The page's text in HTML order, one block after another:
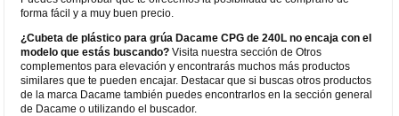
forma fácil y a muy buen precio.
¿Cubeta de plástico para grúa Dacame CPG de 240L no encaja con el
modelo que estás buscando? Visita nuestra sección de Otros
complementos para elevación y encontrarás muchos más productos
similares que te pueden encajar. Destacar que si buscas otros productos
de la marca Dacame también puedes encontrarlos en la sección general
de Dacame o utilizando el buscador.